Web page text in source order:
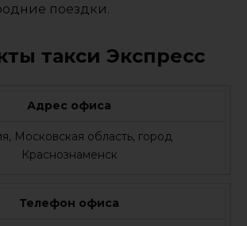
поездки.
такси Экспресс
Адрес офиса
Московская область, город
Краснознаменск
Телефон офиса